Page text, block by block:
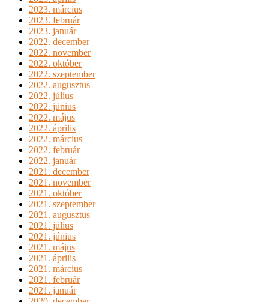
2023. március
2023. február
2023. január
2022. december
2022. november
2022. október
2022. szeptember
2022. augusztus
2022. július
2022. június
2022. május
2022. április
2022. március
2022. február
2022. január
2021. december
2021. november
2021. október
2021. szeptember
2021. augusztus
2021. július
2021. június
2021. május
2021. április
2021. március
2021. február
2021. január